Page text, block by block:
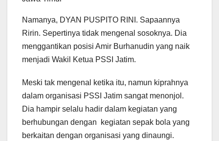
Namanya, DYAN PUSPITO RINI. Sapaannya
Ririn. Sepertinya tidak mengenal sosoknya. Dia
menggantikan posisi Amir Burhanudin yang naik
menjadi Wakil Ketua PSSI Jatim.
Meski tak mengenal ketika itu, namun kiprahnya
dalam organisasi PSSI Jatim sangat menonjol.
Dia hampir selalu hadir dalam kegiatan yang
berhubungan dengan kegiatan sepak bola yang
berkaitan dengan organisasi yang dinaungi.